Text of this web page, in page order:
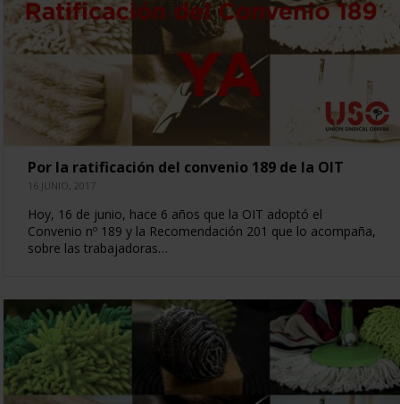
Por la ratificación del convenio 189 de la OIT
16 JUNIO, 2017
Hoy, 16 de junio, hace 6 años que la OIT adoptó el
Convenio nº 189 y la Recomendación 201 que lo acompaña,
sobre las trabajadoras…